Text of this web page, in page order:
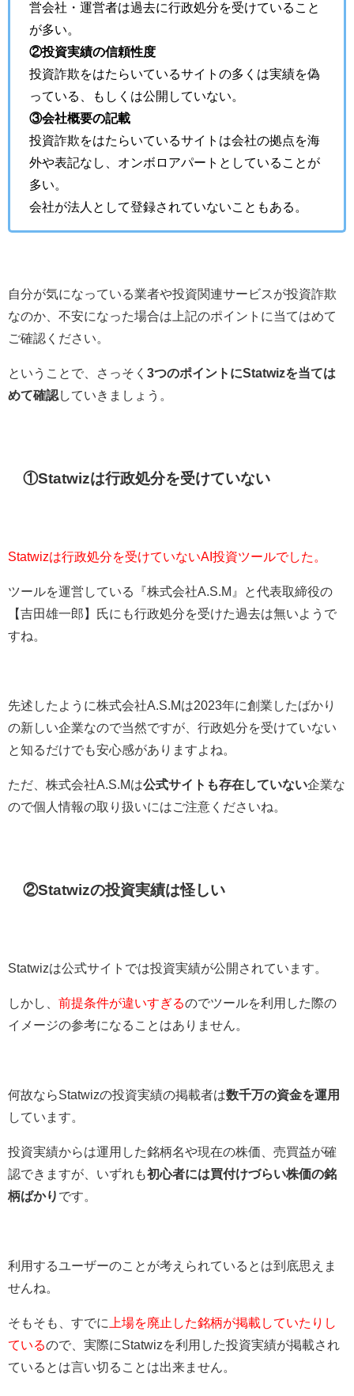
営会社・運営者は過去に行政処分を受けていること
が多い。
②投資実績の信頼性度
投資詐欺をはたらいているサイトの多くは実績を偽
っている、もしくは公開していない。
③会社概要の記載
投資詐欺をはたらいているサイトは会社の拠点を海
外や表記なし、オンボロアパートとしていることが
多い。
会社が法人として登録されていないこともある。
自分が気になっている業者や投資関連サービスが投資詐欺
なのか、不安になった場合は上記のポイントに当てはめて
ご確認ください。
ということで、さっそく 3つのポイントにStatwizを当ては
めて確認していきましょう。
①Statwizは行政処分を受けていない
Statwizは行政処分を受けていないAI投資ツールでした。
ツールを運営している『株式会社A.S.M』と代表取締役の
【吉田雄一郎】氏にも行政処分を受けた過去は無いようで
すね。
先述したように株式会社A.S.Mは2023年に創業したばかり
の新しい企業なので当然ですが、行政処分を受けていない
と知るだけでも安心感がありますよね。
ただ、株式会社A.S.Mは公式サイトも存在していない企業な
ので個人情報の取り扱いにはご注意くださいね。
②Statwizの投資実績は怪しい
Statwizは公式サイトでは投資実績が公開されています。
しかし、 前提条件が違いすぎるのでツールを利用した際の
イメージの参考になることはありません。
何故ならStatwizの投資実績の掲載者は数千万の資金を運用
しています。
投資実績からは運用した銘柄名や現在の株価、売買益が確
認できますが、いずれも初心者には買付けづらい株価の銘
柄ばかり です。
利用するユーザーのことが考えられているとは到底思えま
せんね。
そもそも、すでに
上場を廃止した銘柄が掲載していたりし
ているので、実際にStatwizを利用した投資実績が掲載され
ているとは言い切ることは出来ません。